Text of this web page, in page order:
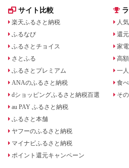
サイト比較
楽天ふるさと納税
ふるなび
ふるさとチョイス
さとふる
ふるさとプレミアム
ANAのふるさと納税
dショッピングふるさと納税百選
au PAY ふるさと納税
ふるさと本舗
ヤフーのふるさと納税
マイナビふるさと納税
ポイント還元キャンペーン
人
還
家
高
一
食
そ